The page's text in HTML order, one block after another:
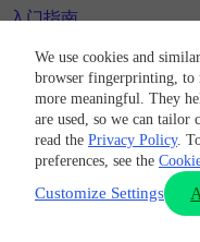
We use cookies and
browser fingerprinting, to
more meaningful. They
are used, so we can
read the Privacy Policy.
preferences, see the
Customize Settings
入门指南
开发者门户
博客
主题
获取支持